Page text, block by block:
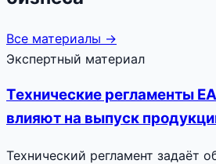
Все материалы →
Экспертный материал
Технические регламенты
влияют на выпуск
Технический регламент задаёт